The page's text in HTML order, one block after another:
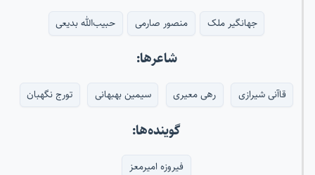
جهانگیر ملک منصور صارمی حبیب‌الله بدیعی
شاعرها:
قاآنی شیرازی رهی معیری سیمین بهبهانی تورج نگهبان
گوینده‌ها:
فیروزه امیرمعز